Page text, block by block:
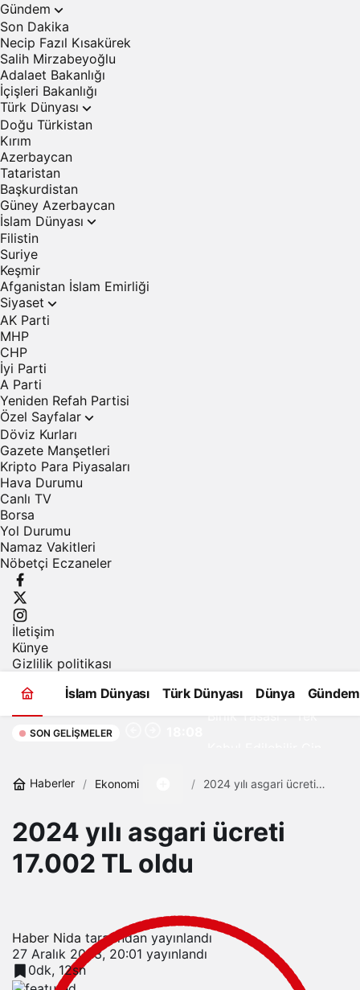
Gündem
Son Dakika
Necip Fazıl Kısakürek
Salih Mirzabeyoğlu
Adalaet Bakanlığı
İçişleri Bakanlığı
Türk Dünyası
Doğu Türkistan
Kırım
Azerbaycan
Tataristan
Başkurdistan
Güney Azerbaycan
İslam Dünyası
Filistin
Suriye
Keşmir
Afganistan İslam Emirliği
Siyaset
AK Parti
MHP
CHP
İyi Parti
A Parti
Yeniden Refah Partisi
Özel Sayfalar
Döviz Kurları
Gazete Manşetleri
Kripto Para Piyasaları
Hava Durumu
Canlı TV
Borsa
Yol Durumu
Namaz Vakitleri
Nöbetçi Eczaneler
İletişim
Künye
Gizlilik politikası
İslam Dünyası
Türk Dünyası Dünya Gündem
SON GELIŞMELER
Birlik Yasası”: “Tek
Kimliği Dayatılıyor”
Haberler Ekonomi
2024 yılı asgari ücreti
2024 yılı asgari ücreti
17.002 TL oldu
Haber Nida tarafından yayınlandı
27 Aralık 2023, 20:01 yayınlandı
0dk, 12sn